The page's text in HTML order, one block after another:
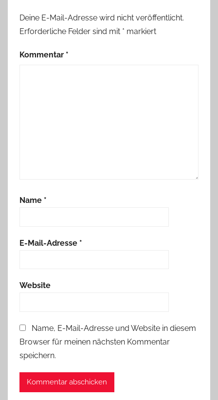
Deine E-Mail-Adresse wird nicht veröffentlicht.
Erforderliche Felder sind mit * markiert
Kommentar *
Name *
E-Mail-Adresse *
Website
Name, E-Mail-Adresse und Website in diesem
Browser für meinen nächsten Kommentar
speichern.